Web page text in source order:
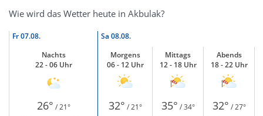
Wie wird das Wetter heute in Akbulak?
Fr07.08. Sa 08.08.
Nachts
22 - 06 Uhr
Morgens
06 - 12 Uhr
Mittags
12 - 18 Uhr
Abends
18 - 22 Uhr
26° / 21° 32° / 21° 35° / 34° 32° / 27°